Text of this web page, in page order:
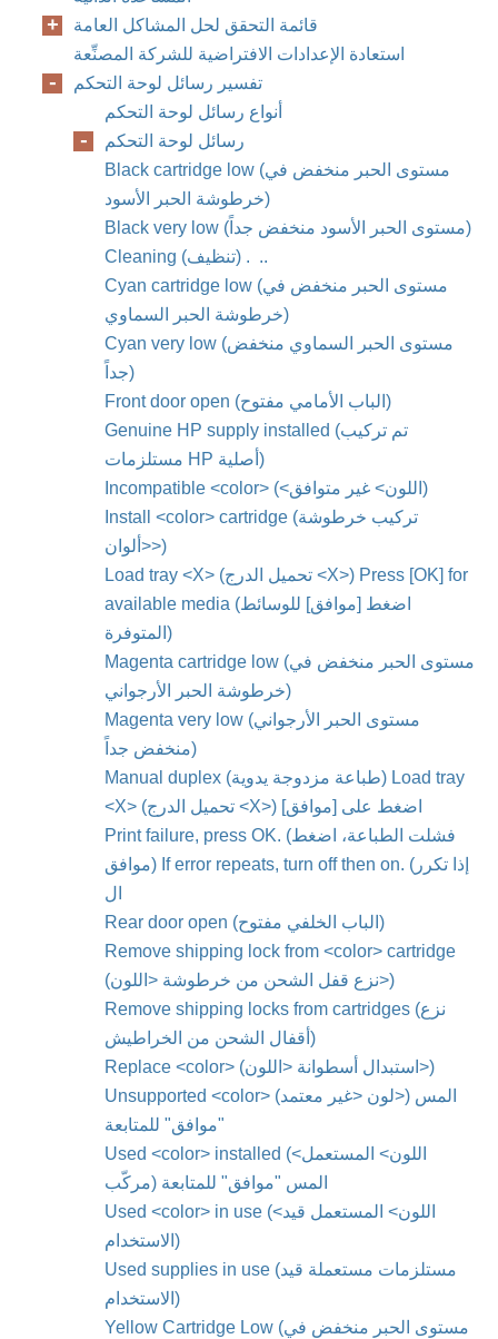
قائمة التحقق لحل المشاكل العامة
استعادة الإعدادات الافتراضية للشركة المصنِّعة
تفسير رسائل لوحة التحكم
أنواع رسائل لوحة التحكم
رسائل لوحة التحكم
Black cartridge low (مستوى الحبر منخفض في
خرطوشة الحبر الأسود)
Black very low (مستوى الحبر الأسود منخفض جداً)
Cleaning (تنظيف) . ‏. ‏.
Cyan cartridge low (مستوى الحبر منخفض في
خرطوشة الحبر السماوي)
Cyan very low (مستوى الحبر السماوي منخفض
جداً)
Front door open (الباب الأمامي مفتوح)
Genuine HP supply installed (تم تركيب
مستلزمات HP أصلية)
Incompatible <color> (<اللون> غير متوافق)
Install <color> cartridge (تركيب خرطوشة
<ألوان>)
Load tray <X> (تحميل الدرج <X>) Press [OK] for
available media (اضغط [موافق] للوسائط
المتوفرة)
Magenta cartridge low (مستوى الحبر منخفض في
خرطوشة الحبر الأرجواني)
Magenta very low (مستوى الحبر الأرجواني
منخفض جداً)
Manual duplex (طباعة مزدوجة يدوية) Load tray
<X> (تحميل الدرج <X>) اضغط على [موافق]
Print failure, press OK. (فشلت الطباعة، اضغط
موافق) If error repeats, turn off then on. (إذا تكرر
ال
Rear door open (الباب الخلفي مفتوح)
Remove shipping lock from <color> cartridge
(نزع قفل الشحن من خرطوشة <اللون>)
Remove shipping locks from cartridges (نزع
أقفال الشحن من الخراطيش)
Replace <color> (استبدال أسطوانة <اللون>)
Unsupported <color> (لون <غير معتمد>) المس
"موافق" للمتابعة
Used <color> installed (<اللون> المستعمل
مركّب) المس "موافق" للمتابعة
Used <color> in use (<اللون> المستعمل قيد
الاستخدام)
Used supplies in use (مستلزمات مستعملة قيد
الاستخدام)
Yellow Cartridge Low (مستوى الحبر منخفض في